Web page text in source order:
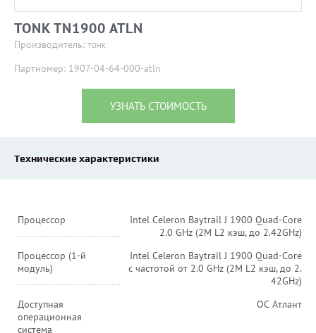
TONK TN1900 ATLN
Производитель: ТОНК
Партномер: 1907-04-64-000-atln
УЗНАТЬ СТОИМОСТЬ
Технические характеристики
Процессор
Intel Celeron Baytrail J 1900 Quad-Core
2.0 GHz (2M L2 кэш, до 2.42GHz)
Процессор (1-й
модуль)
Intel Celeron Baytrail J 1900 Quad-Core
с частотой от 2.0 GHz (2M L2 кэш, до 2.
42GHz)
Доступная
операционная
система
ОС Атлант